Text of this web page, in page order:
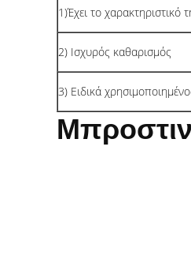
1)Έχει το
2) Ισχυρός καθαρισμός
3) Ειδικά